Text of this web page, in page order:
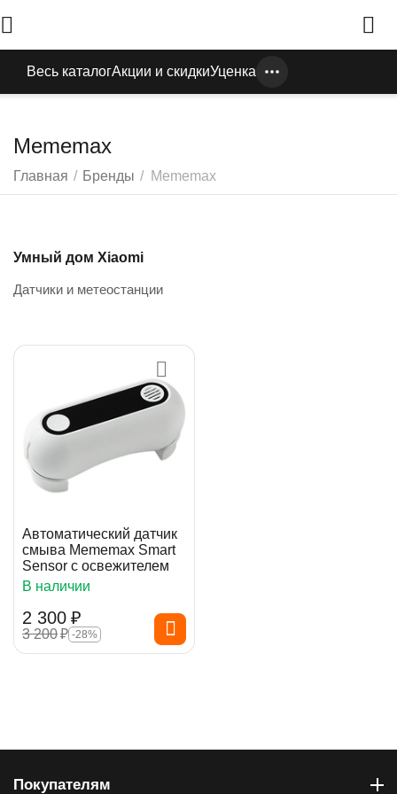
Весь каталогАкции и скидкиУценка
Mememax
Главная / Бренды / Mememax
Умный дом Xiaomi
Датчики и метеостанции
Автоматический датчик
смыва Mememax Smart
Sensor с освежителем
В наличии
2 300 ₽
3 200₽ -28%
Покупателям